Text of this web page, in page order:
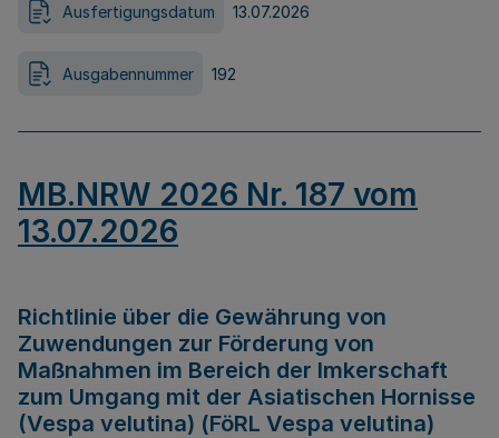
Ausfertigungsdatum 13.07.2026
Ausgabennummer 192
MB.NRW 2026 Nr. 187 vom
13.07.2026
Richtlinie über die Gewährung von
Zuwendungen zur Förderung von
Maßnahmen im Bereich der Imkerschaft
zum Umgang mit der Asiatischen Hornisse
(Vespa velutina) (FöRL Vespa velutina)